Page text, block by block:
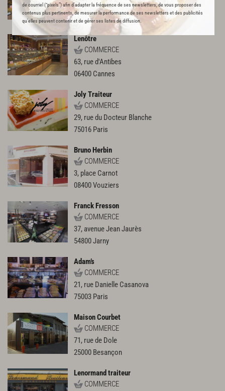
de courriel (“pixels”) afin d’adapter la fréquence de ses newsletters, de vous proposer des
contenus plus pertinents, de mesurer la performance de ses newsletters et des publicités
qu’elles peuvent contenir et de gérer ses listes de diffusion.
48, avenue Victor Hugo
75116 Paris
Lenôtre
COMMERCE
63, rue d'Antibes
06400 Cannes
Joly Traiteur
COMMERCE
29, rue du Docteur Blanche
75016 Paris
Bruno Herbin
COMMERCE
3, place Carnot
08400Vouziers
Franck Fresson
COMMERCE
37, avenue Jean Jaurès
54800Jarny
Adam’s
COMMERCE
21, rue Danielle Casanova
75003 Paris
Maison Courbet
COMMERCE
71, rue de Dole
25000 Besançon
Lenormand traiteur
COMMERCE